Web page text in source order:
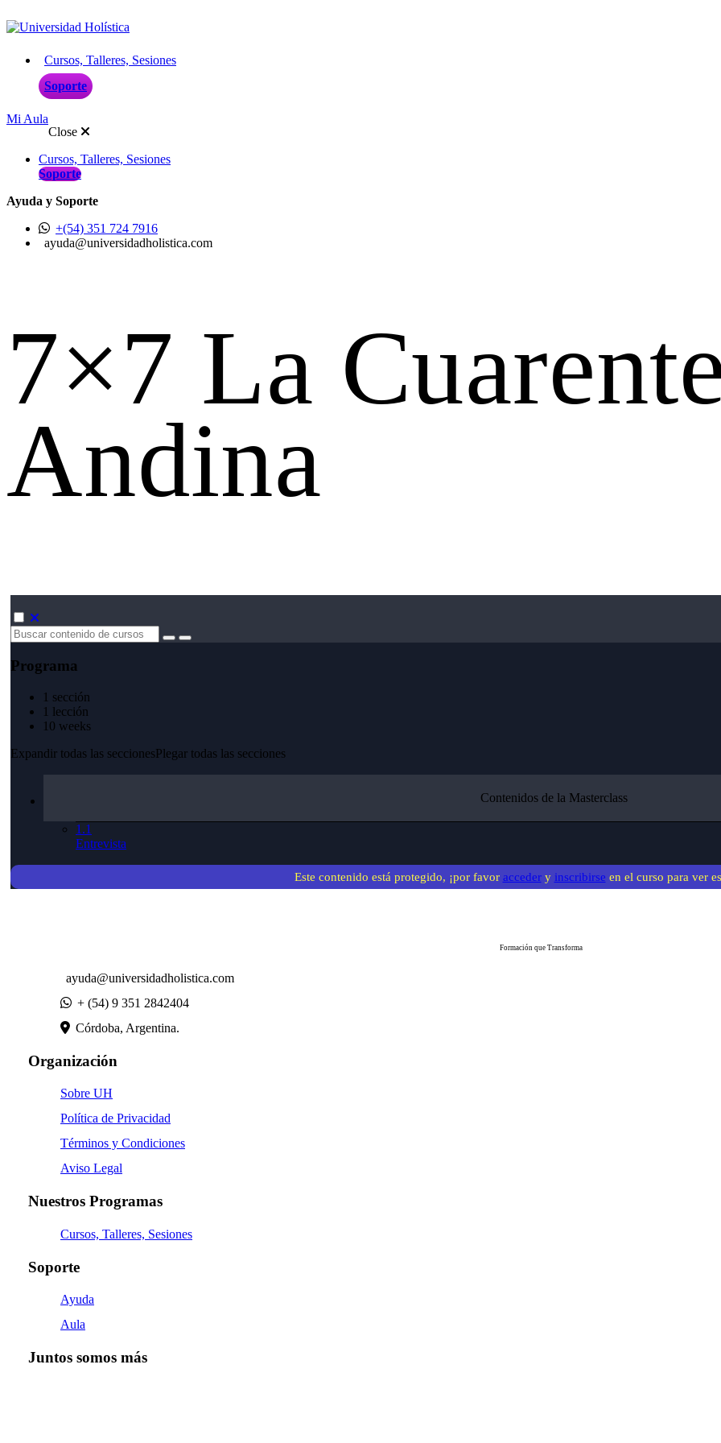
Cursos, Talleres, Sesiones
Soporte
Mi Aula
Close
Cursos, Talleres, Sesiones
Soporte
Ayuda y Soporte
+(54) 351 724 7916
ayuda@universidadholistica.com
7×7 La
Andina
Programa
1 sección
1 lección
10 weeks
Expandir todas las seccionesPlegar todas las secciones
Contenidos de la Masterclass
1.1
Entrevista
Este contenido está protegido, ¡por favor accedery inscribirse en el curso para ver
Formación que Transforma
ayuda@universidadholistica.com
+ (54) 9 351 2842404
Córdoba, Argentina.
Organización
Sobre UH
Política de Privacidad
Términos y Condiciones
Aviso Legal
Nuestros Programas
Cursos, Talleres, Sesiones
Soporte
Ayuda
Aula
Juntos somos más